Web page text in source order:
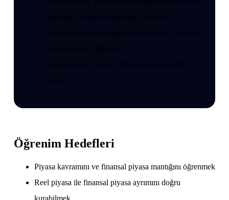
Öğrenim Hedefleri
Piyasa kavramını ve finansal piyasa mantığını öğrenmek
Reel piyasa ile finansal piyasa ayrımını doğru
kurabilmek